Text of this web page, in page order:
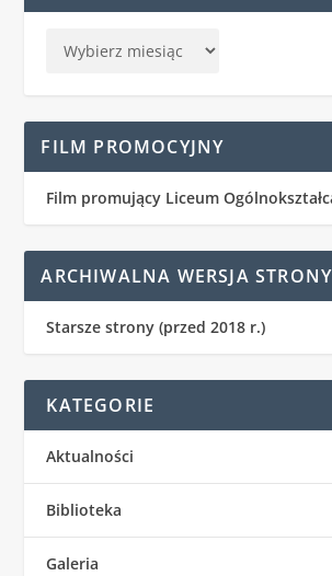
FILM PROMOCYJNY
Film promujący Liceum
ARCHIWALNA WERSJA STRONY
Starsze strony (przed 2018 r.)
KATEGORIE
Aktualności
Biblioteka
Galeria